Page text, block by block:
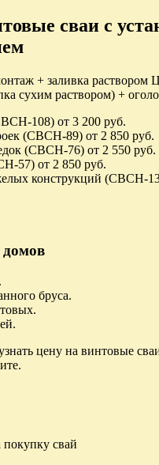
сваи с
+ заливка
сухим раствором) +
108) от 3 200 руб.
(СВСН-89) от 2 850 руб.
(СВСН-76) от 2 550 руб.
57) от 2 850 руб.
конструкций (СВСН-
домов
бруса.
цену на винтовые
покупку свай